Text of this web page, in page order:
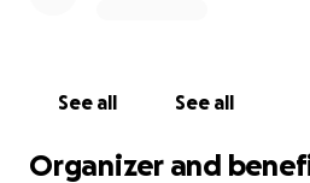
See all See all
Organizer and